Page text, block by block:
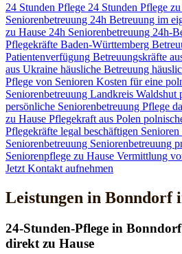
24 Stunden Pflege 24 Stunden Pflege
Seniorenbetreuung 24h Betreuung im
zu Hause 24h Seniorenbetreuung 24h-
Pflegekräfte Baden-Württemberg
Patientenverfügung Betreuungskräfte
aus Ukraine häusliche Betreuung
Pflege von Senioren Kosten für eine
Seniorenbetreuung Landkreis Waldshut
persönliche Seniorenbetreuung Pflege
zu Hause Pflegekraft aus Polen
Pflegekräfte legal beschäftigen Senioren
Seniorenbetreuung Seniorenbetreuung
Seniorenpflege zu Hause Vermittlung
Jetzt Kontakt aufnehmen
Leistungen in Bonndorf
24-Stunden-Pflege in
direkt zu Hause